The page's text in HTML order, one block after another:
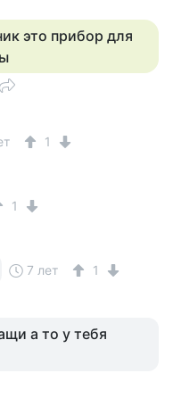
это прибор для
1
1
7 лет 1
а то у тебя